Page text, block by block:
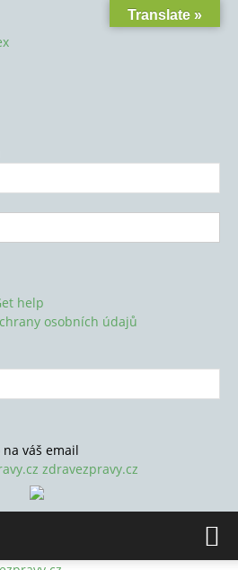
help
osobních údajů
váš email
zdravezpravy.cz
Translate »